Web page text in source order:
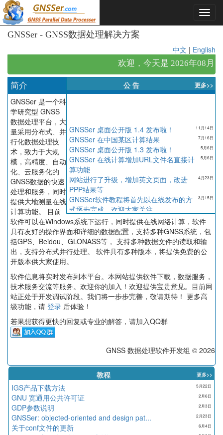
GNSSer - GNSS数据处理解决方案
中文 | English
欢迎，今天是 2026年08月
更多>>
公 告
11月14日
GNSSer 桌面公开版 1.4 发布啦！
7月16日
GNSSer 在中国某区计算结果
5月6日
GNSSer 桌面公开版 1.3 发布啦！
5月6日
GNSSer 在线计算增加URL文件名直接计
算功能
4月23日
网站进行了升级，增加英文页面，改进
PPP结果等
3月15日
GNSSer软件教程将首先以在线发布的方
式逐步完成，欢迎大家关注
9月16日
GNSSer 桌面公开版 v1.2 发布啦！
9月2日
实现通用平差器的在线计算
简介
GNSSer 是一个科
学研究型 GNSS
数据处理平台，大
量采用分布式、并
行化数据处理技
术，致力于大规
模，高精度、自动
化、云服务化的
GNSS数据的快速
处理和服务，同时
提供大地测量在线
计算功能。 目前
软件可以在Windows系统下运行，同时提供在线网络计算，软件
具有友好的操作界面和详细的数据配置，支持多种GNSS系统，包
括GPS、Beidou、GLONASS等， 支持多种数据文件的读取和输
出，支持分布式并行处理。 软件具有多种版本，将提供免费的公
开版本供大家使用。
软件信息将实时发布到本平台。本网站提供软件下载，数据服务，
技术服务交流等服务。欢迎你的加入！欢迎提供宝贵意见。目前网
站正处于开发调试阶段。我们将一步步完善，敬请期待！ 更多高
级功能，请 登录 后体验！
若果想获得更快的回复或专业的解答，请加入QQ群
GNSS 数据处理软件开发组 © 2026
更多>>
教程
5月22日
IGS产品下载方法
2月6日
GNU 宽通用公共许可证
2月3日
GDP参数说明
2月23日
GNSSer: objected-oriented and design pat...
6月4日
关于conf文件的更新